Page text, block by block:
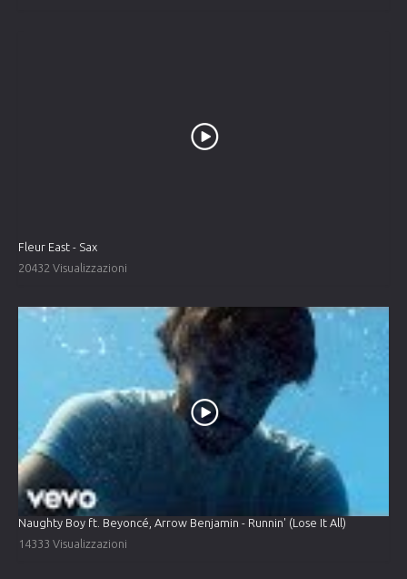
Fleur East - Sax
20432 Visualizzazioni
Naughty Boy ft. Beyoncé, Arrow Benjamin - Runnin' (Lose It All)
14333 Visualizzazioni